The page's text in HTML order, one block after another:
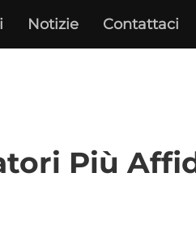
Notizie Contattaci
Più